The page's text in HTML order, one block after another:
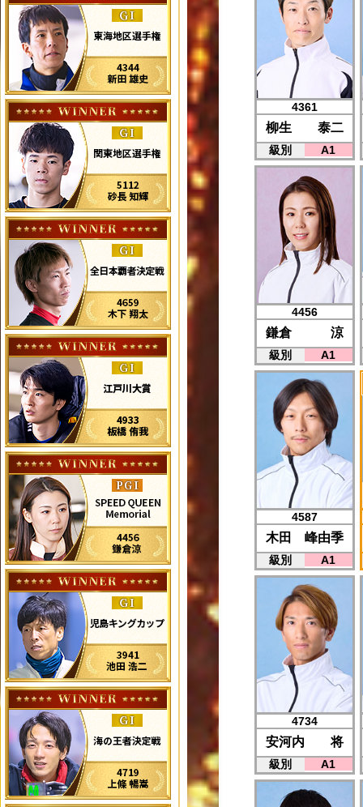
4361
柳生 泰二
級別 A1
4456
鎌倉 涼
級別 A1
4587
木田 峰由季
級別 A1
4734
安河内 将
級別 A1